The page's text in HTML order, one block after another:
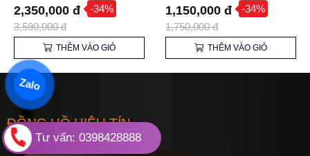
2,350,000 đ -34%
3,590,000 đ
THÊM VÀO GIỎ
1,150,000 đ -34%
1,750,000 đ
THÊM VÀO GIỎ
ĐỒNG HỒ HIỆU TÍN
Tư vấn: 0398428888
Zalo